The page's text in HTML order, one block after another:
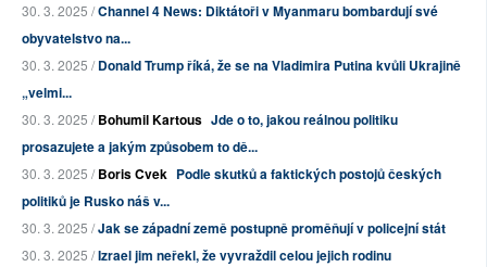
30. 3. 2025 /Channel 4 News: Diktátoři v Myanmaru bombardují své
obyvatelstvo na...
30. 3. 2025 /Donald Trump říká, že se na Vladimira Putina kvůli Ukrajině
„velmi...
30. 3. 2025 /Bohumil Kartous Jde o to, jakou reálnou politiku
prosazujete a jakým způsobem to dě...
30. 3. 2025 /Boris Cvek Podle skutků a faktických postojů českých
politiků je Rusko náš v...
30. 3. 2025 /Jak se západní země postupně proměňují v policejní stát
30. 3. 2025 /Izrael jim neřekl, že vyvraždil celou jejich rodinu